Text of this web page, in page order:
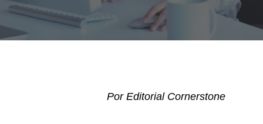
Por Editorial Cornerstone